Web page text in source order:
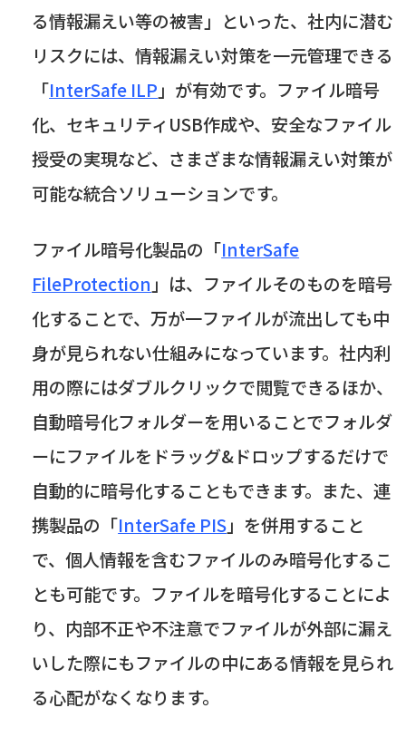
る情報漏えい等の被害」といった、社内に潜む
リスクには、情報漏えい対策を一元管理できる
「InterSafe ILP 」が有効です。ファイル暗号
化、セキュリティ USB作成や、安全なファイル
授受の実現など、さまざまな情報漏えい対策が
可能な統合ソリューションです。
ファイル暗号化製品の「InterSafe
FileProtection 」は、ファイルそのものを暗号
化することで、万が一ファイルが流出しても中
身が見られない仕組みになっています。社内利
用の際にはダブルクリックで閲覧できるほか、
自動暗号化フォルダーを用いることでフォルダ
ーにファイルをドラッグ&ドロップするだけで
自動的に暗号化することもできます。また、連
携製品の「InterSafe PIS」を併用すること
で、個人情報を含むファイルのみ暗号化するこ
とも可能です。ファイルを暗号化することによ
り、内部不正や不注意でファイルが外部に漏え
いした際にもファイルの中にある情報を見られ
る心配がなくなります。